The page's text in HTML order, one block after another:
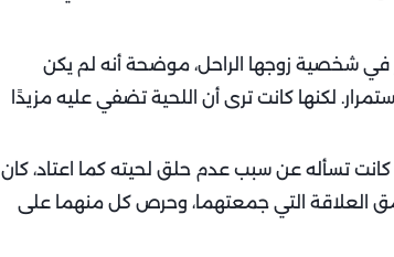
في شخصية زوجها الراحل، موضحة أنه لم يكن
لكنها كانت ترى أن اللحية تضفي عليه مزيدًا
تسأله عن سبب عدم حلق لحيته كما اعتاد، كان
العلاقة التي جمعتهما، وحرص كل منهما على